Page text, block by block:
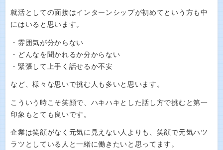
就活としての面接はインターンシップが初めてという方も中
にはいると思います。
・雰囲気が分からない
・どんなを聞かれるか分からない
・緊張して上手く話せるか不安
など、様々な思いで挑む人も多いと思います。
こういう時こそ笑顔で、ハキハキとした話し方で挑むと第一
印象もとても良いです。
企業は笑顔がなく元気に見えない人よりも、笑顔で元気ハツ
ラツとしている人と一緒に働きたいと思ってます。